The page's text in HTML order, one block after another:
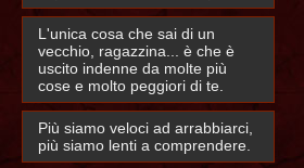
L'unica cosa che sai di un
vecchio, ragazzina... è che è
uscito indenne da molte più
cose e molto peggiori di te.
Più siamo veloci ad arrabbiarci,
più siamo lenti a comprendere.